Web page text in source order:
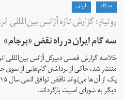
دیدگاه ايران
روتیتر: گزارش تازه آژانس بین‌المللی
سه گام ایران در راه نقض «برجام»
منتشر شد، حاکی از برداشتن گام‌هایی از
دیگر به شورای امنیت باز‌گرداند.